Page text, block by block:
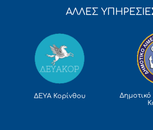
ΑΛΛΕΣ
ΔΕΥΑ Κορίνθου
Δημοτικό